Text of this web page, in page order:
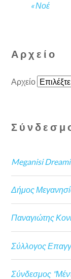
« Νοέ
Αρχείο
Αρχείο
Meganisi
Δήμος
Παναγιώτης
Σύλλογος
Σύνδεσμος